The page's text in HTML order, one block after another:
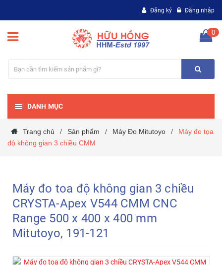
Đăng ký Đăng nhập
0
DANH MỤC
Trang chủ / Sản phẩm / Máy Đo Mitutoyo /
Máy đo tọa
độ không gian 3 chiều CMM
Máy đo toa độ không gian 3 chiều
CRYSTA-Apex V544 CMM CNC
Range 500 x 400 x 400 mm
Mitutoyo, 191-121